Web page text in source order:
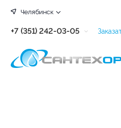
Челябинск
+7 (351) 242-03-05
+7 (351) 242-03-63